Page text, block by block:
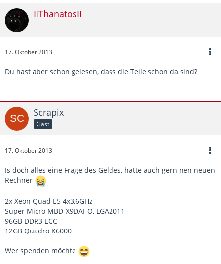
IIThanatosII
17. Oktober 2013
Du hast aber schon gelesen, dass die Teile schon da sind?
Scrapix
Gast
17. Oktober 2013
Is doch alles eine Frage des Geldes, hätte auch gern nen neuen
Rechner
2x Xeon Quad E5 4x3,6GHz
Super Micro MBD-X9DAI-O, LGA2011
96GB DDR3 ECC
12GB Quadro K6000
Wer spenden möchte